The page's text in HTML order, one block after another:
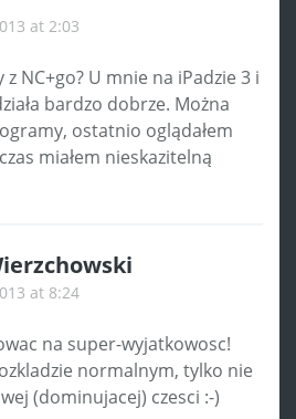
at 2:03
NC+go? U mnie na iPadzie 3 i
bardzo dobrze. Można
ostatnio oglądałem
miałem nieskazitelną
at 8:24
na super-wyjatkowosc!
normalnym, tylko nie
(dominujacej) czesci :-)